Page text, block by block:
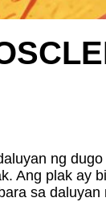
ng
Ang plak ay
sa